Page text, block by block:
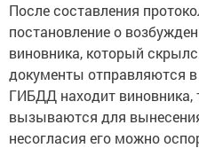
После составления
постановление о
виновника, который
документы отправляются в
ГИБДД находит виновника,
вызываются для
несогласия его можно